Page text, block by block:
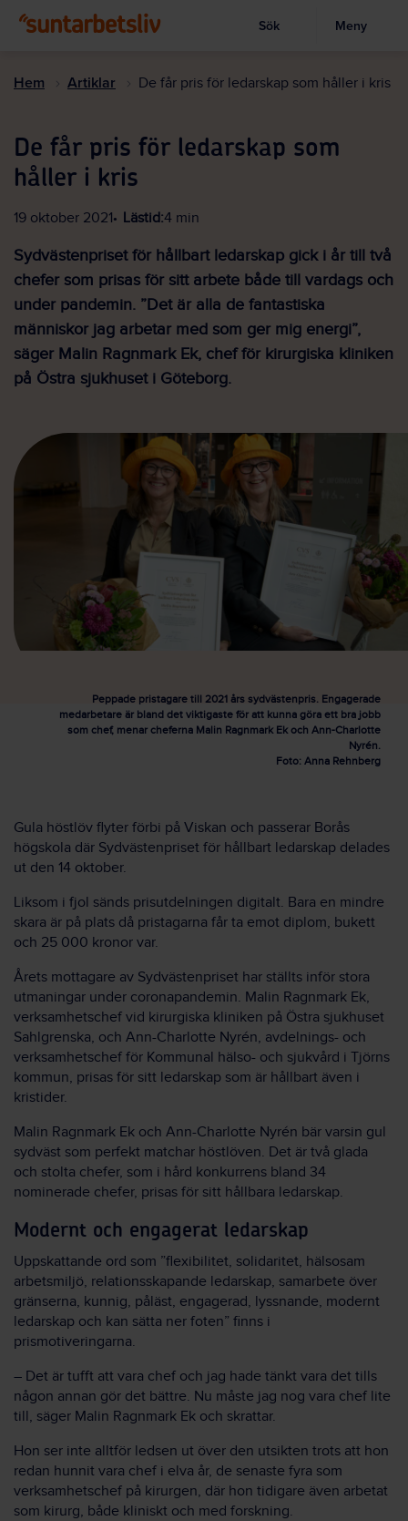
till
Visa sökruta
Sök Meny
Hem Artiklar De får pris för ledarskap som håller i kris
De får pris för ledarskap som
håller i kris
19 oktober 2021 Lästid:4 min
Sydvästenpriset för hållbart ledarskap gick i år till två
chefer som prisas för sitt arbete både till vardags och
under pandemin. ”Det är alla de fantastiska
människor jag arbetar med som ger mig energi”,
säger Malin Ragnmark Ek, chef för kirurgiska kliniken
på Östra sjukhuset i Göteborg.
Peppade pristagare till 2021 års sydvästenpris. Engagerade
medarbetare är bland det viktigaste för att kunna göra ett bra jobb
som chef, menar cheferna Malin Ragnmark Ek och Ann-Charlotte
Nyrén.
Foto: Anna Rehnberg
Gula höstlöv flyter förbi på Viskan och passerar Borås
högskola där Sydvästenpriset för hållbart ledarskap delades
ut den 14 oktober.
Liksom i fjol sänds prisutdelningen digitalt. Bara en mindre
skara är på plats då pristagarna får ta emot diplom, bukett
och 25 000 kronor var.
Årets mottagare av Sydvästenpriset har ställts inför stora
utmaningar under coronapandemin. Malin Ragnmark Ek,
verksamhetschef vid kirurgiska kliniken på Östra sjukhuset
Sahlgrenska, och Ann-Charlotte Nyrén, avdelnings- och
verksamhetschef för Kommunal hälso- och sjukvård i Tjörns
kommun, prisas för sitt ledarskap som är hållbart även i
kristider.
Malin Ragnmark Ek och Ann-Charlotte Nyrén bär varsin gul
sydväst som perfekt matchar höstlöven. Det är två glada
och stolta chefer, som i hård konkurrens bland 34
nominerade chefer, prisas för sitt hållbara ledarskap.
Modernt och engagerat ledarskap
Uppskattande ord som ”flexibilitet, solidaritet, hälsosam
arbetsmiljö, relationsskapande ledarskap, samarbete över
gränserna, kunnig, påläst, engagerad, lyssnande, modernt
ledarskap och kan sätta ner foten” finns i
prismotiveringarna.
– Det är tufft att vara chef och jag hade tänkt vara det tills
någon annan gör det bättre. Nu måste jag nog vara chef lite
till, säger Malin Ragnmark Ek och skrattar.
Hon ser inte alltför ledsen ut över den utsikten trots att hon
redan hunnit vara chef i elva år, de senaste fyra som
verksamhetschef på kirurgen, där hon tidigare även arbetat
som kirurg, både kliniskt och med forskning.